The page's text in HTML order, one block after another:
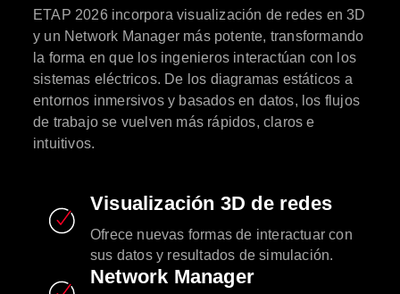
ETAP 2026 incorpora visualización de redes en 3D
y un Network Manager más potente, transformando
la forma en que los ingenieros interactúan con los
sistemas eléctricos. De los diagramas estáticos a
entornos inmersivos y basados en datos, los flujos
de trabajo se vuelven más rápidos, claros e
intuitivos.
Visualización 3D de redes
Ofrece nuevas formas de interactuar con
sus datos y resultados de simulación.
Network Manager